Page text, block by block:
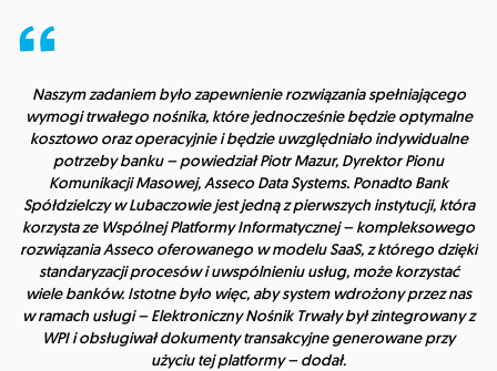
Naszym zadaniem było zapewnienie rozwiązania spełniającego
wymogi trwałego nośnika, które jednocześnie będzie optymalne
kosztowo oraz operacyjnie i będzie uwzględniało indywidualne
potrzeby banku– powiedział Piotr Mazur, Dyrektor Pionu
Komunikacji Masowej, Asseco Data Systems. Ponadto Bank
Spółdzielczy w Lubaczowie jest jedną z pierwszych instytucji, która
korzysta ze Wspólnej Platformy Informatycznej – kompleksowego
rozwiązania Asseco oferowanego w modelu SaaS, z którego dzięki
standaryzacji procesów i uwspólnieniu usług, może korzystać
wiele banków. Istotne było więc, aby system wdrożony przez nas
w ramach usługi – Elektroniczny Nośnik Trwały był zintegrowany z
WPI i obsługiwał dokumenty transakcyjne generowane przy
użyciu tej platformy– dodał.